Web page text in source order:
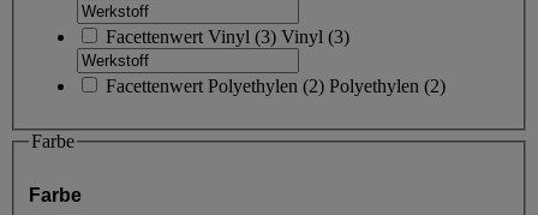
Facettenwert Vinyl (3) Vinyl (3)
Facettenwert Polyethylen (2) Polyethylen (2)
Farbe
Farbe